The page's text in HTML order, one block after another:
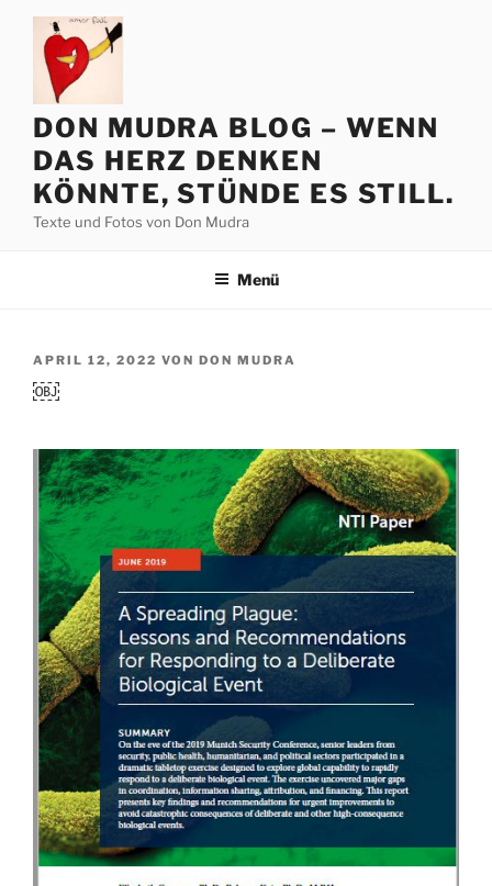
Zum
springen
DON MUDRA BLOG – WENN
DAS HERZ DENKEN
KÖNNTE, STÜNDE ES STILL.
Texte und Fotos von Don Mudra
Menü
VERÖFFENTLICHT
AM
APRIL 12, 2022 VON DON MUDRA
￼